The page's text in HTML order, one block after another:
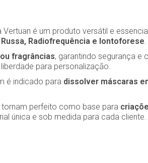
Vertuan é um produto versátil e
Radiofrequência e Iontoforese.
fragrâncias, garantindo segurança e
para personalização.
é indicado para dissolver máscaras
tornam perfeito como base para
única e sob medida para cada cliente.